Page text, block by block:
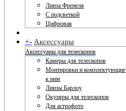
Линза Френеля
С подсветкой
Цифровая
+- Аксессуары
Аксессуары для телескопов
Камеры для телескопов
Монтировки и комплектующие
к ним
Линзы Барлоу
Окуляры для телескопов
Для астрофото